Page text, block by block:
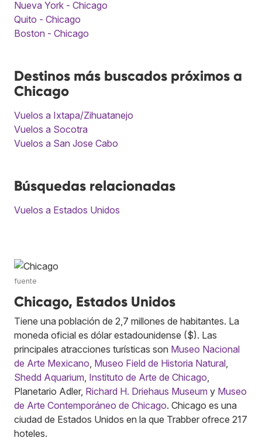
Nueva York - Chicago
Quito - Chicago
Boston - Chicago
Destinos más buscados próximos a
Chicago
Vuelos a Ixtapa/Zihuatanejo
Vuelos a Socotra
Vuelos a San Jose Cabo
Búsquedas relacionadas
Vuelos a Estados Unidos
fuente
Chicago, Estados Unidos
Tiene una población de 2,7 millones de habitantes. La
moneda oficial es dólar estadounidense ($). Las
principales atracciones turísticas son Museo Nacional
de Arte Mexicano Museo Field de Historia Natural
Shedd Aquarium Instituto de Arte de Chicago
Planetario Adler, Richard H. Driehaus Museum y Museo
de Arte Contemporáneo de Chicago. Chicago es una
ciudad de Estados Unidos en la que Trabber ofrece 217
hoteles.